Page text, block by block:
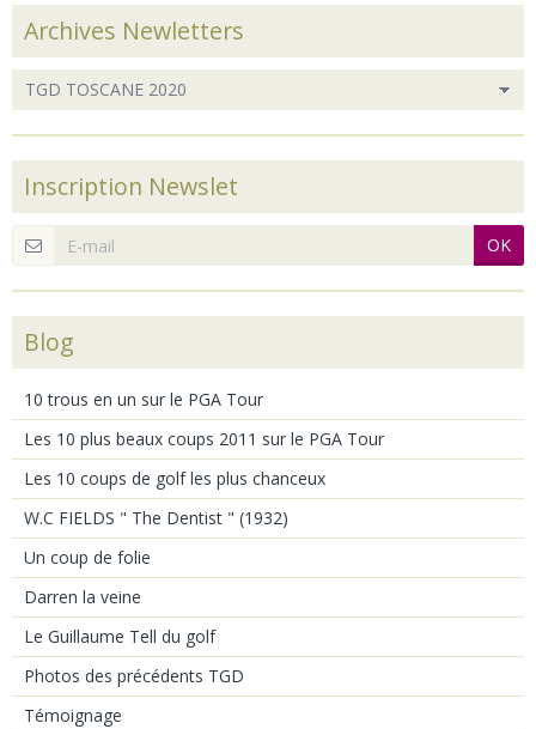
Archives Newletters
Inscription Newslet
OK
Blog
10 trous en un sur le PGA Tour
Les 10 plus beaux coups 2011 sur le PGA Tour
Les 10 coups de golf les plus chanceux
W.C FIELDS " The Dentist " (1932)
Un coup de folie
Darren la veine
Le Guillaume Tell du golf
Photos des précédents TGD
Témoignage